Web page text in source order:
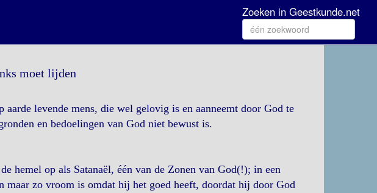
Zoeken in Geestkunde.net
moet lijden
levende mens, die wel gelovig is en aanneemt door God te
en bedoelingen van God niet bewust is.
hemel op als Satanaël, één van de Zonen van God(!); in een
maar zo vroom is omdat hij het goed heeft, doordat hij door God